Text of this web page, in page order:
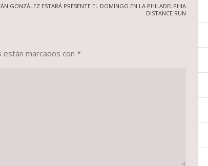
GONZÁLEZ ESTARÁ PRESENTE EL DOMINGO EN LA PHILADELPHIA
DISTANCE RUN
están marcados con*